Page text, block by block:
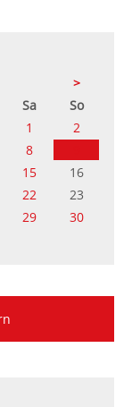
>
SamstagSonntag
1
2
8
15
16
22
23
29
30